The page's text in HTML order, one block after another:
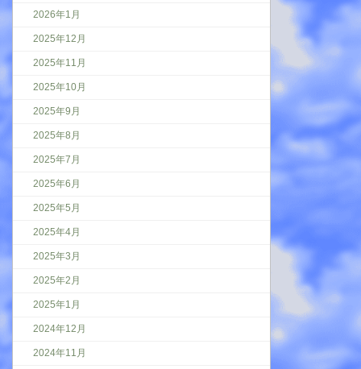
2026年1月
2025年12月
2025年11月
2025年10月
2025年9月
2025年8月
2025年7月
2025年6月
2025年5月
2025年4月
2025年3月
2025年2月
2025年1月
2024年12月
2024年11月